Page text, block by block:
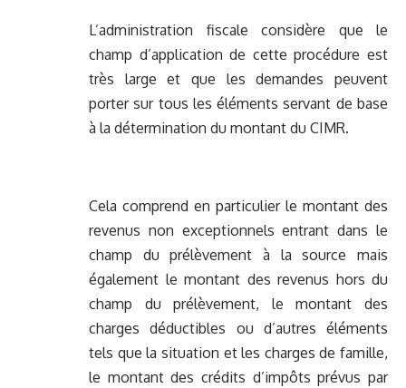
L’administration fiscale considère que le
champ d’application de cette procédure est
très large et que les demandes peuvent
porter sur tous les éléments servant de base
à la détermination du montant du CIMR.
Cela comprend en particulier le montant des
revenus non exceptionnels entrant dans le
champ du prélèvement à la source mais
également le montant des revenus hors du
champ du prélèvement, le montant des
charges déductibles ou d’autres éléments
tels que la situation et les charges de famille,
le montant des crédits d’impôts prévus par